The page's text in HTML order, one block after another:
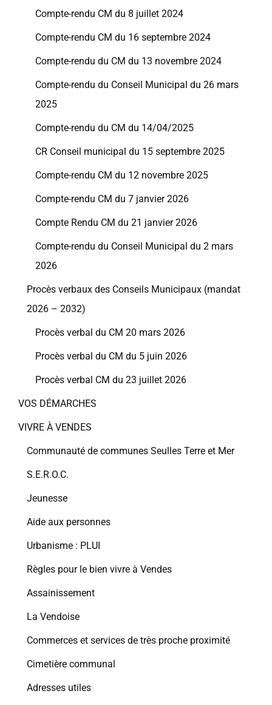
Compte-rendu CM du 8 juillet 2024
Compte-rendu CM du 16 septembre 2024
Compte-rendu du CM du 13 novembre 2024
Compte-rendu du Conseil Municipal du 26 mars
2025
Compte-rendu du CM du 14/04/2025
CR Conseil municipal du 15 septembre 2025
Compte-rendu CM du 12 novembre 2025
Compte-rendu CM du 7 janvier 2026
Compte Rendu CM du 21 janvier 2026
Compte-rendu du Conseil Municipal du 2 mars
2026
Procès verbaux des Conseils Municipaux (mandat
2026 – 2032)
Procès verbal du CM 20 mars 2026
Procès verbal du CM du 5 juin 2026
Procès verbal CM du 23 juillet 2026
VOS DÉMARCHES
VIVRE À VENDES
Communauté de communes Seulles Terre et Mer
S.E.R.O.C.
Jeunesse
Aide aux personnes
Urbanisme : PLUI
Règles pour le bien vivre à Vendes
Assainissement
La Vendoise
Commerces et services de très proche proximité
Cimetière communal
Adresses utiles